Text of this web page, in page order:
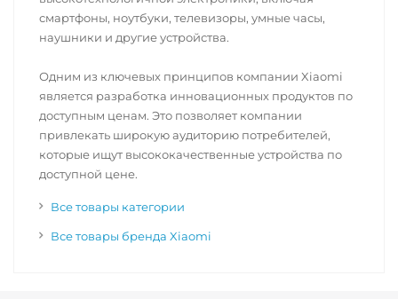
смартфоны, ноутбуки, телевизоры, умные часы,
наушники и другие устройства.
Одним из ключевых принципов компании Xiaomi
является разработка инновационных продуктов по
доступным ценам. Это позволяет компании
привлекать широкую аудиторию потребителей,
которые ищут высококачественные устройства по
доступной цене.
Все товары категории
Все товары бренда Xiaomi